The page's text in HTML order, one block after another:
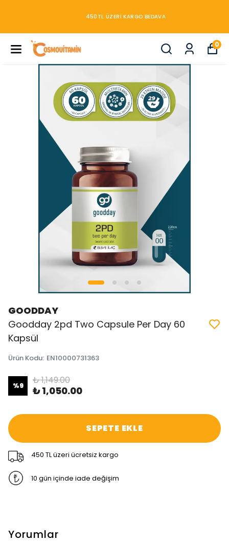
450TL ÜZERİ KARGO BEDAVA
0
GOODDAY
Goodday 2pd Two Capsule Per Day 60
Kapsül
Ürün Kodu: EN10000731363
%9 ₺ 1,149.00
₺ 1,050.00
SEPETE EKLE
450 TL üzeri ücretsiz kargo
10 gün içinde iade değişim
Yorumlar